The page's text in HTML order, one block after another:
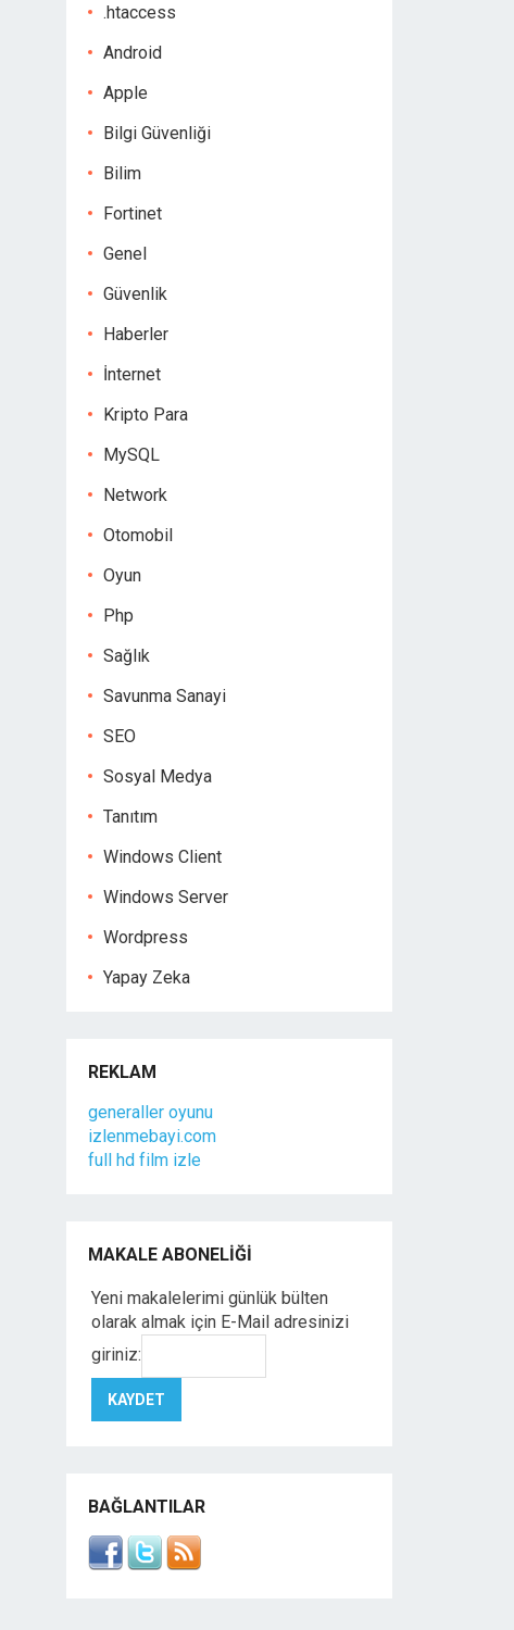
.htaccess
Android
Apple
Bilgi Güvenliği
Bilim
Fortinet
Genel
Güvenlik
Haberler
İnternet
Kripto Para
MySQL
Network
Otomobil
Oyun
Php
Sağlık
Savunma Sanayi
SEO
Sosyal Medya
Tanıtım
Windows Client
Windows Server
Wordpress
Yapay Zeka
REKLAM
generaller oyunu
izlenmebayi.com
full hd film izle
MAKALE ABONELIĞI
Yeni makalelerimi günlük bülten
olarak almak için E-Mail adresinizi
giriniz:
BAĞLANTILAR